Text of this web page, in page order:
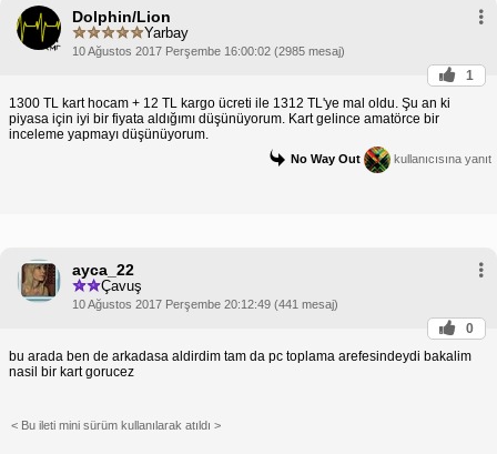
Dolphin/Lion
Yarbay
10 Ağustos 2017 Perşembe 16:00:02 (2985 mesaj)
1
1300 TL kart hocam + 12 TL kargo ücreti ile 1312 TL'ye mal oldu. Şu an ki
piyasa için iyi bir fiyata aldığımı düşünüyorum. Kart gelince amatörce bir
inceleme yapmayı düşünüyorum.
No Way Out kullanıcısına yanıt
ayca_22
Çavuş
10 Ağustos 2017 Perşembe 20:12:49 (441 mesaj)
0
bu arada ben de arkadasa aldirdim tam da pc toplama arefesindeydi bakalim
nasil bir kart gorucez
< Bu ileti mini sürüm kullanılarak atıldı >